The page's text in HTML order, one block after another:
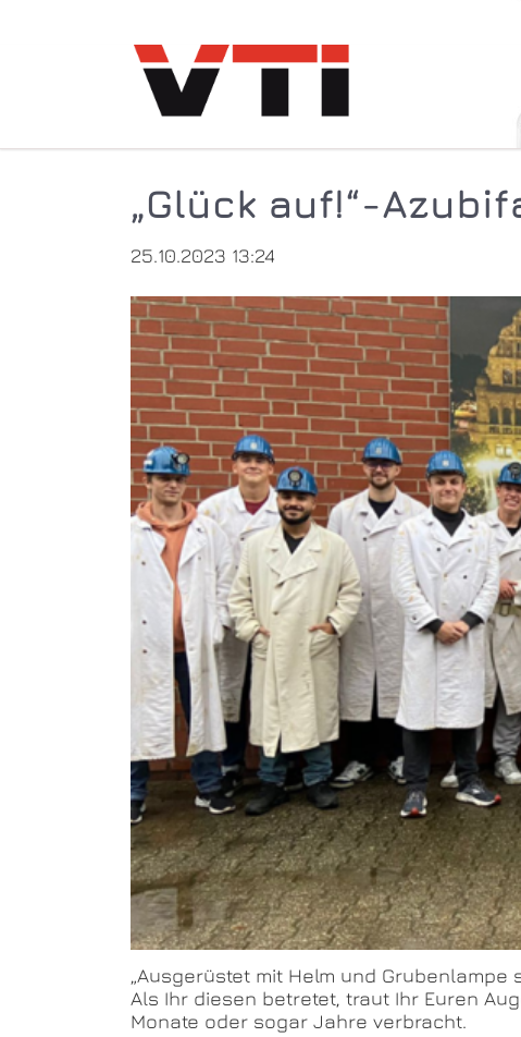
„Glück auf!“-
25.10.2023 13:24
„Ausgerüstet mit Helm und
Als Ihr diesen betretet, traut Ihr Euren
Monate oder sogar Jahre verbracht.